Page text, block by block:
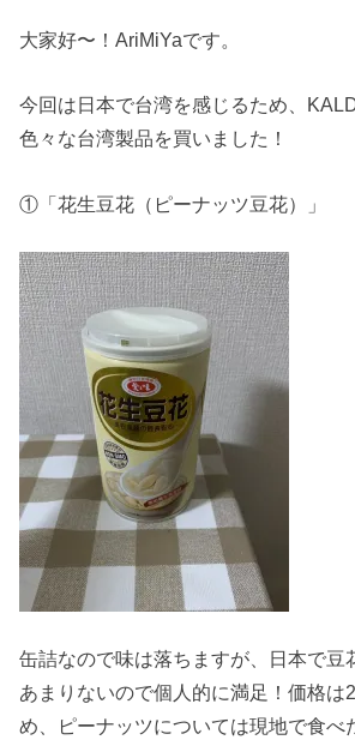
大家好〜！AriMiYaです。
今回は日本で台湾を感じるため、
色々な台湾製品を買いました！
①「花生豆花（ピーナッツ豆花）」
缶詰なので味は落ちますが、日本で豆
あまりないので個人的に満足！価格は
め、ピーナッツについては現地で食べ